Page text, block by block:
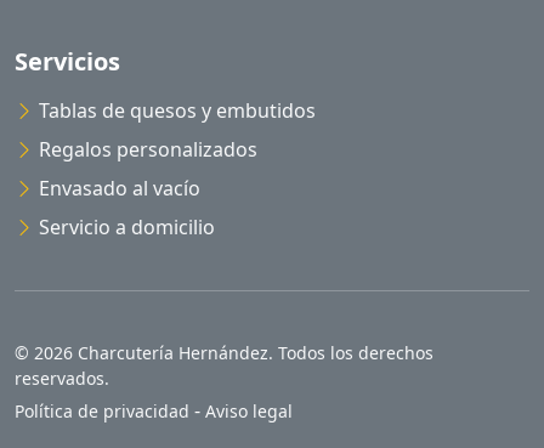
Servicios
Tablas de quesos y embutidos
Regalos personalizados
Envasado al vacío
Servicio a domicilio
© 2026 Charcutería Hernández. Todos los derechos
reservados.
Política de privacidad - Aviso legal